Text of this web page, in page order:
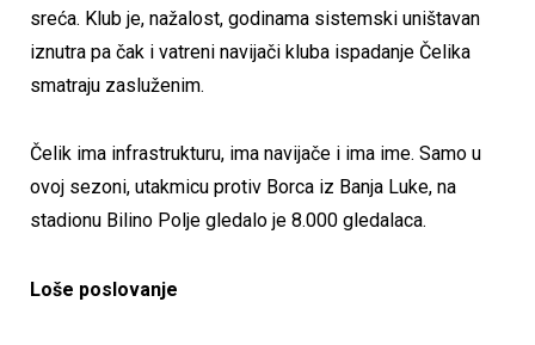
sreća. Klub je, nažalost, godinama sistemski uništavan
iznutra pa čak i vatreni navijači kluba ispadanje Čelika
smatraju zasluženim.
Čelik ima infrastrukturu, ima navijače i ima ime. Samo u
ovoj sezoni, utakmicu protiv Borca iz Banja Luke, na
stadionu Bilino Polje gledalo je 8.000 gledalaca.
Loše poslovanje